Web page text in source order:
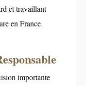
et travaillant
en France
importante